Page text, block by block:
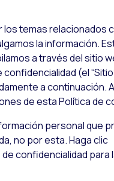
temas relacionados
la información.
a través del sitio
(el
a continuación.
de esta Política de
personal que
no por esta. Haga clic
confidencialidad